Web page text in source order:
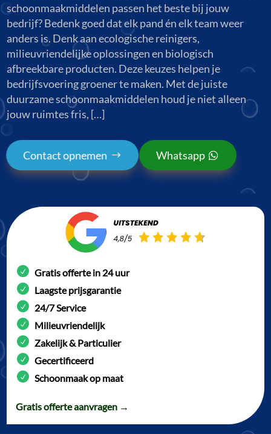
schoonmaakmiddelen passen het beste bij jouw
bedrijf? Bedenk goed dat elk pand én elk team weer
anders is. Denk aan ecologische reinigers,
milieuvriendelijke oplossingen en biologisch
afbreekbare producten. Deze keuzes helpen je
bedrijfsvoering groener te maken. Met de juiste
duurzame schoonmaakmiddelen houd je niet alleen
jouw ruimtes fris, […]
Contact opnemen Whatsapp
Gratis offerte in 24 uur
Laagste prijsgarantie
24/7 Service
Milieuvriendelijk
Zakelijk & Particulier
Gecertificeerd
Schoonmaak op maat
Gratis offerte aanvragen →